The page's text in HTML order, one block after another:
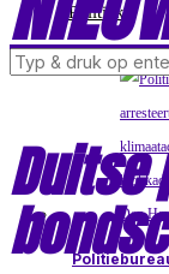
Politiek
Duitse